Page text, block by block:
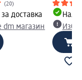
(20)
доставка
dm магазин